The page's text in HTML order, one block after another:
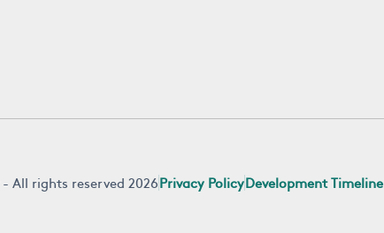
- All rights reserved 2026Privacy PolicyDevelopment Timeline